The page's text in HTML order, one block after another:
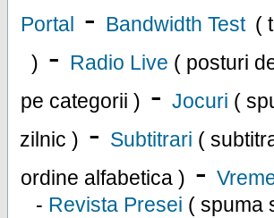
Portal - Bandwidth Test (
) - Radio Live ( posturi
pe categorii ) - Jocuri (
zilnic ) - Subtitrari (
ordine alfabetica ) -
- Revista Presei ( spuma